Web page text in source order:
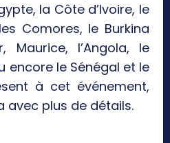
la Côte d’Ivoire, le
Comores, le Burkina
Maurice, l’Angola, le
encore le Sénégal et le
à cet événement,
avec plus de détails.